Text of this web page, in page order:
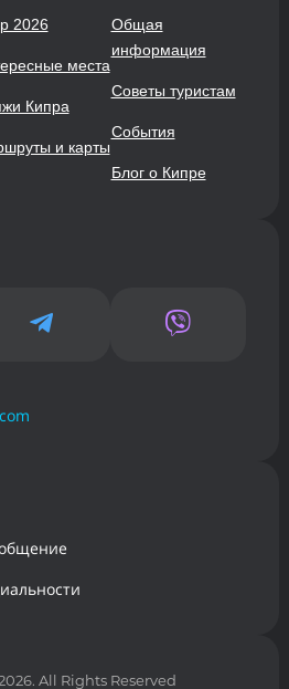
2026
места
Кипра
и карты
Общая
информация
Советы туристам
События
Блог о Кипре
 
All Rights Reserved